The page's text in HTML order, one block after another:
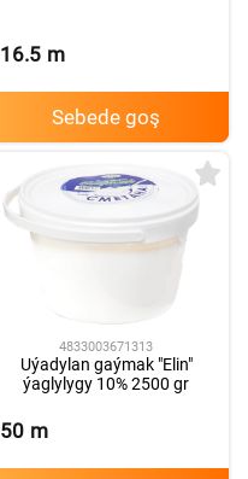
16.5 m
Sebede goş
4833003671313
Uýadylan gaýmak "Elin"
ýaglylygy 10% 2500 gr
50 m